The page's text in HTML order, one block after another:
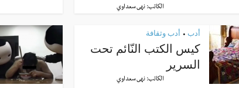
الكاتب: نهى سعداوي
أدب • أدب وثقافة
كيس الكتب النّائم تحت
السرير
الكاتب: نهى سعداوي